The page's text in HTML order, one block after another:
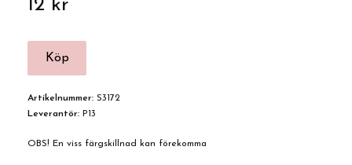
12 kr
Artikelnummer: S3172
Leverantör: P13
OBS! En viss färgskillnad kan förekomma